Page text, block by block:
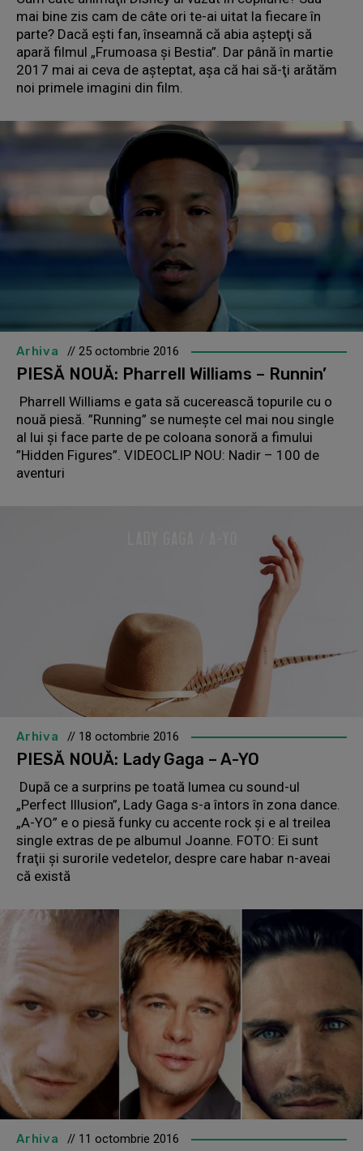
mai bine zis cam de câte ori te-ai uitat la fiecare în
parte? Dacă eşti fan, înseamnă că abia aştepţi să
apară filmul „Frumoasa şi Bestia”. Dar până în martie
2017 mai ai ceva de aşteptat, aşa că hai să-ţi arătăm
noi primele imagini din film.
Arhiva // 25 octombrie 2016
PIESĂ NOUĂ: Pharrell Williams – Runnin’
Pharrell Williams e gata să cucerească topurile cu o
nouă piesă. ”Running” se numește cel mai nou single
al lui și face parte de pe coloana sonoră a fimului
”Hidden Figures”. VIDEOCLIP NOU: Nadir – 100 de
aventuri
Arhiva // 18 octombrie 2016
PIESĂ NOUĂ: Lady Gaga – A-YO
După ce a surprins pe toată lumea cu sound-ul
„Perfect Illusion”, Lady Gaga s-a întors în zona dance.
„A-YO” e o piesă funky cu accente rock și e al treilea
single extras de pe albumul Joanne. FOTO: Ei sunt
fraţii şi surorile vedetelor, despre care habar n-aveai
că există
Arhiva // 11 octombrie 2016